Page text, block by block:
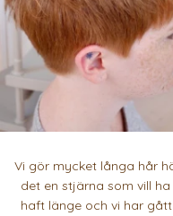
Vi gör mycket långa hår
det en stjärna som vill
haft länge och vi har